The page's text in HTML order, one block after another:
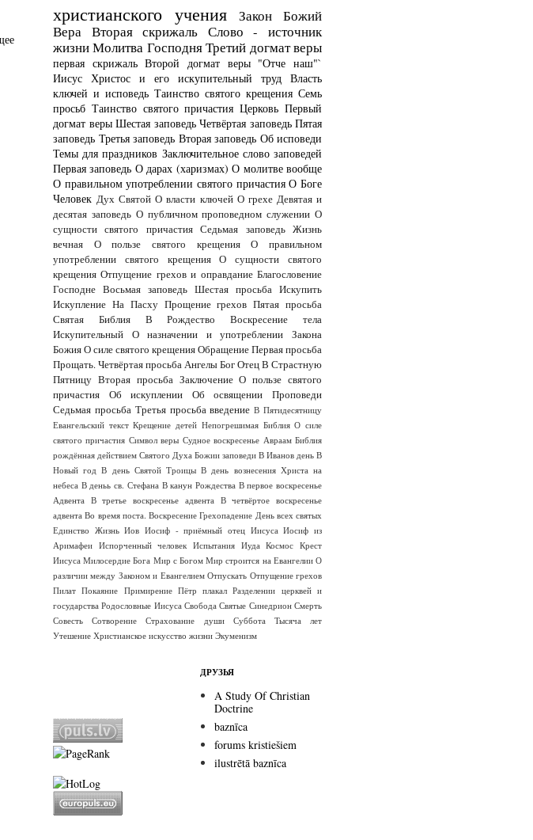
христианского учения
Закон Божий
Вера Вторая скрижаль Слово - источник
жизниМолитва ГосподняТретий догмат веры
первая скрижаль Второй догмат веры "Отче наш"`
Иисус Христос и его искупительный труд Власть
ключей и исповедь Таинство святого крещения Семь
просьб Таинство святого причастия Церковь Первый
догмат веры Шестая заповедь Четвёртая заповедь Пятая
заповедь Третья заповедь Вторая заповедь Об исповеди
Темы для праздников Заключительное слово заповедей
Первая заповедь О дарах (харизмах) О молитве вообще
О правильном употреблении святого причастия О Боге
Человек Дух Святой О власти ключей О грехе Девятая и
десятая заповедь О публичном проповедном служении О
сущности святого причастия Седьмая заповедь Жизнь
вечная
О пользе святого крещения
О правильном
употреблении святого крещения
О сущности святого
крещения Отпущение грехов и оправдание Благословение
Господне Восьмая заповедь Шестая просьба Искупить
Искупление На Пасху Прощение грехов Пятая просьба
Святая Библия
В Рождество
Воскресение тела
Искупительный
О назначении и употреблении Закона
БожияО силе святого крещенияОбращениеПервая просьба
Прощать.Четвёртая просьбаАнгелыБог ОтецВ Страстную
Пятницу Вторая просьба Заключение О пользе святого
причастия
Об искуплении Об освящении
Проповеди
Седьмая просьба Третья просьба введение В Пятидесятницу
Евангельский текст Крещение детей Непогрешимая Библия О силе
святого причастия Символ веры Судное воскресенье Авраам Библия
рождённая действием Святого Духа Божии заповеди В Иванов день В
Новый год В день Святой Троицы В день вознесения Христа на
небеса В деньь св. Стефана В канун Рождества В первое воскресенье
Адвента В третье воскресенье адвента В четвёртое воскресенье
адвента Во время поста. Воскресение Грехопадение День всех святых
Единство Жизнь Иов Иосиф - приёмный отец Иисуса Иосиф из
Аримафеи Испорченный человек Испытания Иуда Космос Крест
Иисуса Милосердие Бога Мир с Богом Мир строится на Евангелии О
различии между Законом и Евангелием Отпускать Отпущение грехов
Пилат Покаяние Примирение Пётр плакал Разделении церквей и
государства Родословные Иисуса Свобода Святые Синедрион Смерть
Совесть
Сотворение Страхование души Суббота
Тысяча лет
Утешение Христианское искусство жизни Экуменизм
ДРУЗЬЯ
A Study Of Christian
Doctrine
baznīca
forums kristiešiem
ilustrētā baznīca